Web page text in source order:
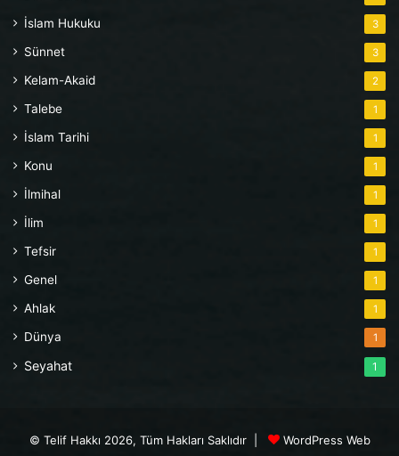
İslam Hukuku 3
Sünnet 3
Kelam-Akaid 2
Talebe 1
İslam Tarihi 1
Konu 1
İlmihal 1
İlim 1
Tefsir 1
Genel 1
Ahlak 1
Dünya 1
Seyahat 1
© Telif Hakkı 2026, Tüm Hakları Saklıdır | WordPress Web